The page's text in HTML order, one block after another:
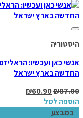
Add to wishlist
היסטוריה
אנשי כאן ועכשיו:
החדשה בארץ ישראל
₪87.00
₪60.90
הוספה לסל
במבצע